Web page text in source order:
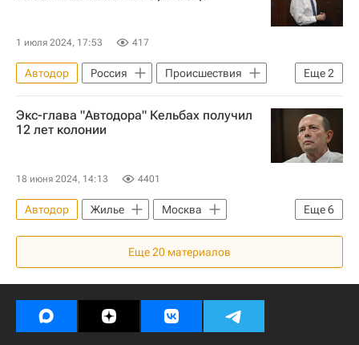
1 июля 2024, 17:53 417
Еще2
Автодор Россия
Происшествия
Сергей Кельбах
Следственный комитет России (СК РФ)
Экс-глава "Автодора" Кельбах получил
12 лет колонии
18 июня 2024, 14:13 4401
Еще6
Автодор Жилье
Москва
Сергей Кельбах
Россия
Следственный комитет России (СК РФ)
Московская область (Подмосковье)
Криминал
Еще20 материалов